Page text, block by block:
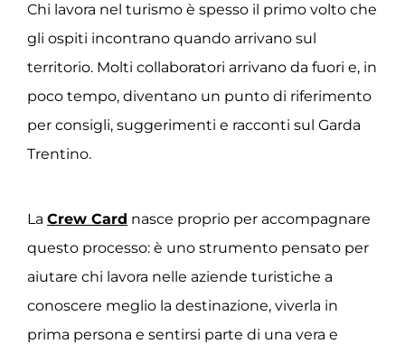
Chi lavora nel turismo è spesso il primo volto che
gli ospiti incontrano quando arrivano sul
territorio. Molti collaboratori arrivano da fuori e, in
poco tempo, diventano un punto di riferimento
per consigli, suggerimenti e racconti sul Garda
Trentino.
La Crew Card nasce proprio per accompagnare
questo processo: è uno strumento pensato per
aiutare chi lavora nelle aziende turistiche a
conoscere meglio la destinazione, viverla in
prima persona e sentirsi parte di una vera e